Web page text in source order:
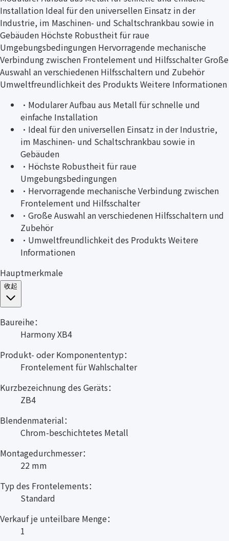
Installation Ideal für den universellen Einsatz in der
Industrie, im Maschinen- und Schaltschrankbau sowie in
Gebäuden Höchste Robustheit für raue
Umgebungsbedingungen Hervorragende mechanische
Verbindung zwischen Frontelement und Hilfsschalter Große
Auswahl an verschiedenen Hilfsschaltern und Zubehör
Umweltfreundlichkeit des Produkts Weitere Informationen
· Modularer Aufbau aus Metall für schnelle und
einfache Installation
· Ideal für den universellen Einsatz in der Industrie,
im Maschinen- und Schaltschrankbau sowie in
Gebäuden
· Höchste Robustheit für raue
Umgebungsbedingungen
· Hervorragende mechanische Verbindung zwischen
Frontelement und Hilfsschalter
· Große Auswahl an verschiedenen Hilfsschaltern und
Zubehör
· Umweltfreundlichkeit des Produkts Weitere
Informationen
Hauptmerkmale
收起
Baureihe：
Harmony XB4
Produkt- oder Komponententyp：
Frontelement für Wahlschalter
Kurzbezeichnung des Geräts：
ZB4
Blendenmaterial：
Chrom-beschichtetes Metall
Montagedurchmesser：
22 mm
Typ des Frontelements：
Standard
Verkauf je unteilbare Menge：
1